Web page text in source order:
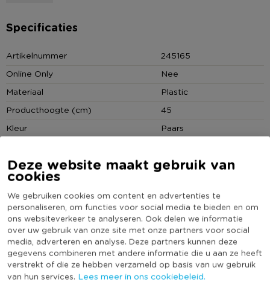
Deze website maakt gebruik van
cookies
We gebruiken cookies om content en advertenties te
personaliseren, om functies voor social media te bieden en om
ons websiteverkeer te analyseren. Ook delen we informatie
over uw gebruik van onze site met onze partners voor social
media, adverteren en analyse. Deze partners kunnen deze
gegevens combineren met andere informatie die u aan ze heeft
verstrekt of die ze hebben verzameld op basis van uw gebruik
van hun services. Lees meer in ons cookiebeleid.
de mogelijkheden zijn eindeloos! Deze kunstbloem is gemaakt
van polyester en plastic en heeft een lengte van 45 cm.
Xenos B.V, Schutweg 8, 5145NP Waalwijk, Nederland
www.xenos.nl/klantenservice
Specificaties
Artikelnummer
245165
Online Only
Nee
Materiaal
Plastic
Producthoogte (cm)
45
Kleur
Paars
bekend
MEER UIT DEZE SERIE